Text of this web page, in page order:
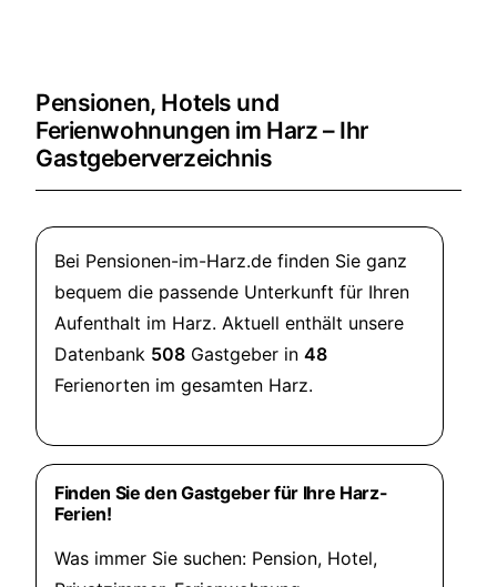
Pensionen, Hotels und
Ferienwohnungen im Harz – Ihr
Gastgeberverzeichnis
Bei Pensionen-im-Harz.de finden Sie ganz
bequem die passende Unterkunft für Ihren
Aufenthalt im Harz. Aktuell enthält unsere
Datenbank 508 Gastgeber in 48
Ferienorten im gesamten Harz.
Finden Sie den Gastgeber für Ihre Harz-
Ferien!
Was immer Sie suchen: Pension, Hotel,